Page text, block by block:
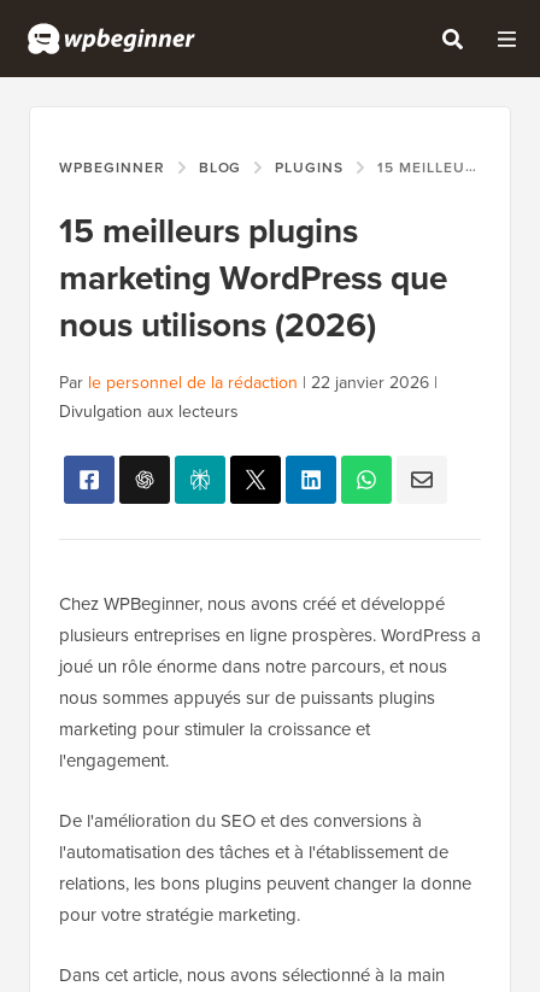
WPBEGINNER BLOG PLUGINS 15 MEILLEURS PLUGINS MARKETING WORDPRESS QUE NOUS UTILISONS (2026)
15 meilleurs plugins
marketing WordPress que
nous utilisons (2026)
Par le personnel de la rédaction | 22 janvier 2026 |
Divulgation aux lecteurs
Chez WPBeginner, nous avons créé et développé
plusieurs entreprises en ligne prospères. WordPress a
joué un rôle énorme dans notre parcours, et nous
nous sommes appuyés sur de puissants plugins
marketing pour stimuler la croissance et
l'engagement.
De l'amélioration du SEO et des conversions à
l'automatisation des tâches et à l'établissement de
relations, les bons plugins peuvent changer la donne
pour votre stratégie marketing.
Dans cet article, nous avons sélectionné à la main